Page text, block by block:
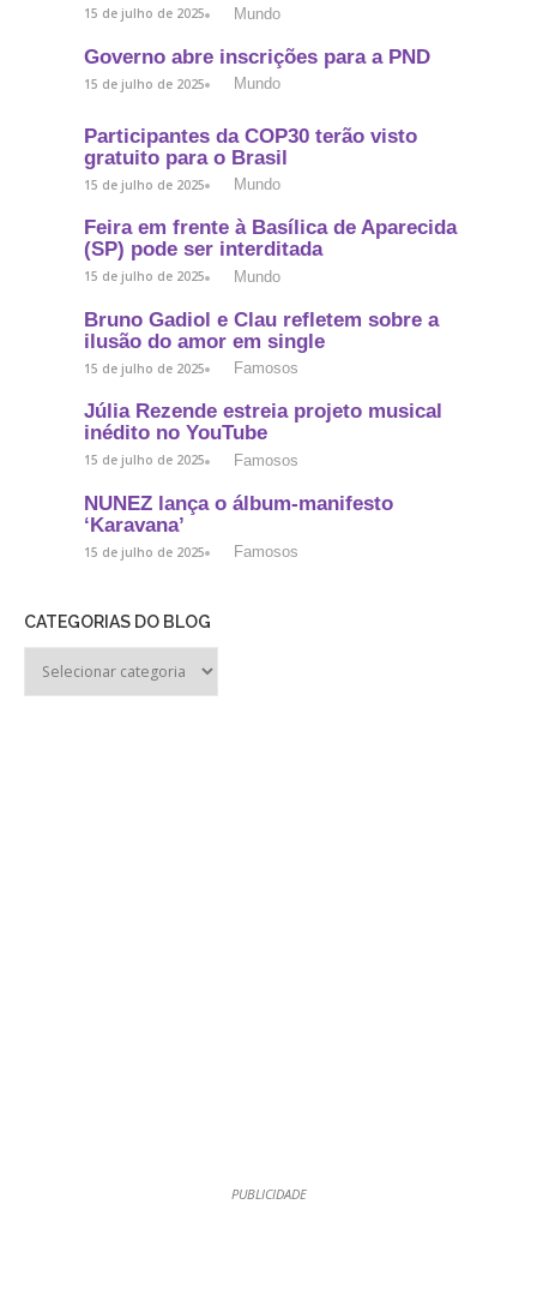
15 de julho de 2025 Mundo
Governo abre inscrições para a PND
15 de julho de 2025 Mundo
Participantes da COP30 terão visto
gratuito para o Brasil
15 de julho de 2025 Mundo
Feira em frente à Basílica de Aparecida
(SP) pode ser interditada
15 de julho de 2025 Mundo
Bruno Gadiol e Clau refletem sobre a
ilusão do amor em single
15 de julho de 2025 Famosos
Júlia Rezende estreia projeto musical
inédito no YouTube
15 de julho de 2025 Famosos
NUNEZ lança o álbum-manifesto
‘Karavana’
15 de julho de 2025 Famosos
CATEGORIAS DO BLOG
PUBLICIDADE